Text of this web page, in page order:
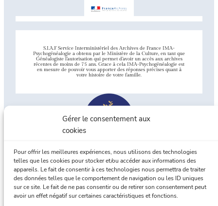
Gérer le consentement aux
cookies
Pour offrir les meilleures expériences, nous utilisons des technologies
telles que les cookies pour stocker et/ou accéder aux informations des
appareils. Le fait de consentir à ces technologies nous permettra de traiter
des données telles que le comportement de navigation ou les ID uniques
sur ce site. Le fait de ne pas consentir ou de retirer son consentement peut
avoir un effet négatif sur certaines caractéristiques et fonctions.
S.I.A.F Service Interministériel des Archives de France IMA-
Psychogénéalogie a obtenu par le Ministère de la Culture, en tant que
Généalogiste l’autorisation qui permet d’avoir un accès aux archives
récentes de moins de 75 ans. Grace à cela IMA-Psychogénéalogie est
en mesure de pouvoir vous apporter des réponses précises quant à
votre histoire de votre famille.
Union Professionnelle de
Généalogistes familiaux